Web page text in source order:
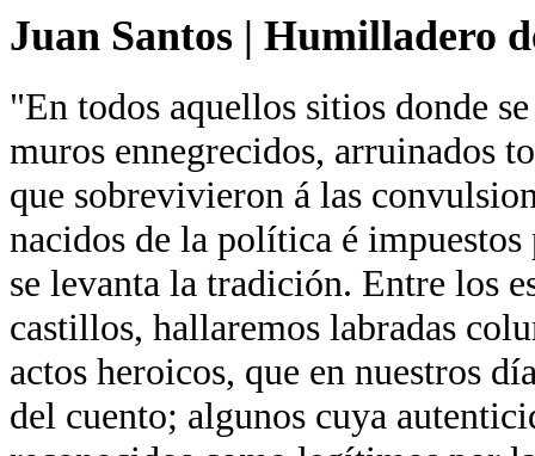
Juan Santos | Humilladero
"En todos aquellos sitios donde
muros ennegrecidos, arruinados
que sobrevivieron á las
nacidos de la política é
se levanta la tradición. Entre los
castillos, hallaremos labradas
actos heroicos, que en nuestros
del cuento; algunos cuya